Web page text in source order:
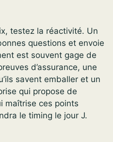
testez la réactivité. Un
questions et envoie
est souvent gage de
d’assurance, une
savent emballer et un
qui propose de
maîtrise ces points
le timing le jour J.